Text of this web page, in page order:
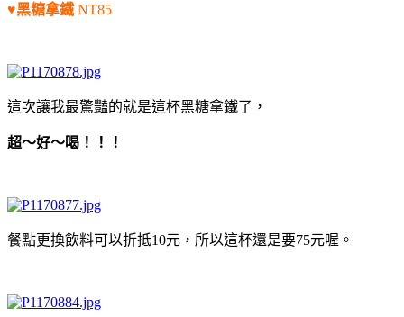
♥黑糖拿鐵NT85
這次讓我最驚豔的就是這杯黑糖拿鐵了，
超～好～喝！！！
餐點更換飲料可以折抵10元，所以這杯還是要75元喔。